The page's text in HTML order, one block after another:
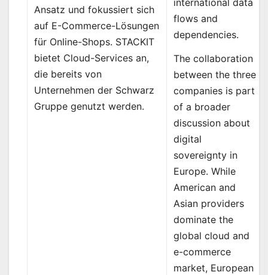
Ansatz und fokussiert sich
auf E-Commerce-Lösungen
für Online-Shops. STACKIT
bietet Cloud-Services an,
die bereits von
Unternehmen der Schwarz
Gruppe genutzt werden.
international data
flows and
dependencies.
The collaboration
between the three
companies is part
of a broader
discussion about
digital
sovereignty in
Europe. While
American and
Asian providers
dominate the
global cloud and
e-commerce
market, European